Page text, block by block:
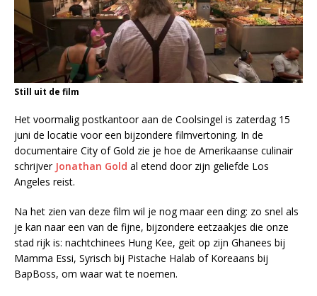
Still uit de film
Het voormalig postkantoor aan de Coolsingel is zaterdag 15
juni de locatie voor een bijzondere filmvertoning. In de
documentaire City of Gold zie je hoe de Amerikaanse culinair
schrijver Jonathan Gold al etend door zijn geliefde Los
Angeles reist.
Na het zien van deze film wil je nog maar een ding: zo snel als
je kan naar een van de fijne, bijzondere eetzaakjes die onze
stad rijk is: nachtchinees Hung Kee, geit op zijn Ghanees bij
Mamma Essi, Syrisch bij Pistache Halab of Koreaans bij
BapBoss, om waar wat te noemen.